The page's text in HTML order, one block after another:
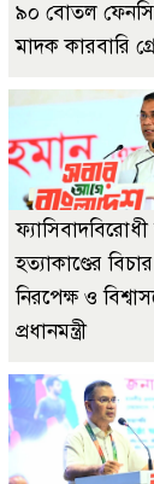
৯০ বোতল
মাদক কারবারি
হত্যাকাণ্ডের
নিরপেক্ষ ও
প্রধানমন্ত্রী